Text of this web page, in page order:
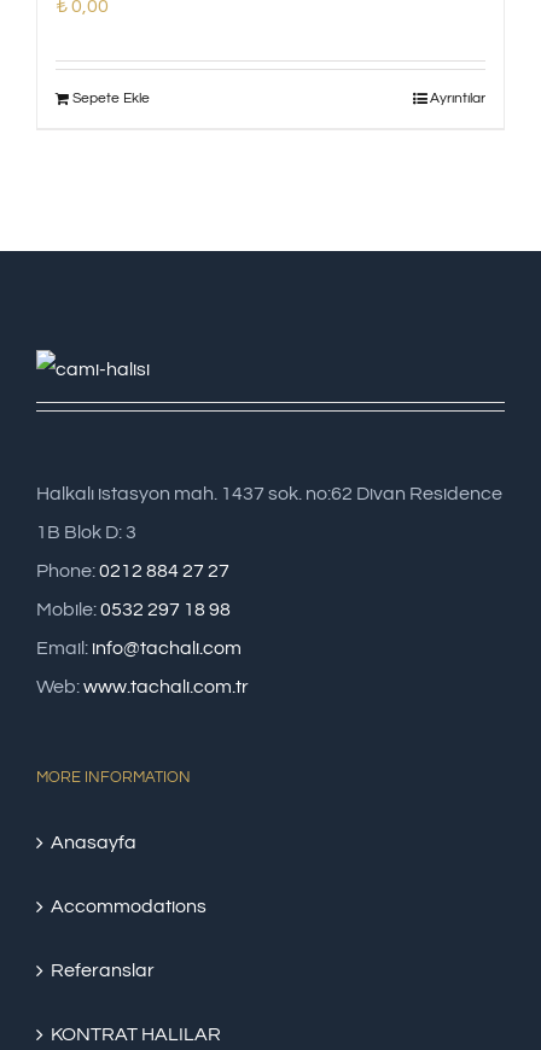
₺0,00
Sepete Ekle Ayrıntılar
Halkalı istasyon mah. 1437 sok. no:62 Divan Residence
1B Blok D: 3
Phone:0212 884 27 27
Mobile:0532 297 18 98
Email: info@tachali.com
Web:www.tachali.com.tr
MORE INFORMATION
Anasayfa
Accommodations
Referanslar
KONTRAT HALILAR